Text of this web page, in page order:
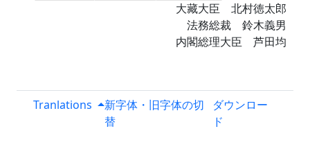
大藏大臣 北村徳太郎
法務総裁 鈴木義男
内閣総理大臣 芦田均
Tranlations
新字体・旧字体の切
替
ダウンロー
ド